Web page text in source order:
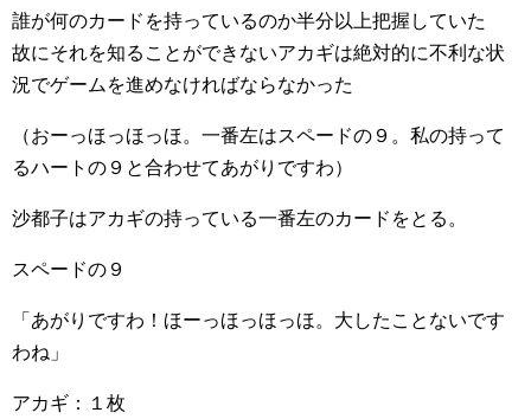
誰が何のカードを持っているのか半分以上把握していた
故にそれを知ることができないアカギは絶対的に不利な状
況でゲームを進めなければならなかった
（おーっほっほっほ。一番左はスペードの９。私の持って
るハートの９と合わせてあがりですわ）
沙都子はアカギの持っている一番左のカードをとる。
スペードの９
「あがりですわ！ほーっほっほっほ。大したことないです
わね」
アカギ：１枚